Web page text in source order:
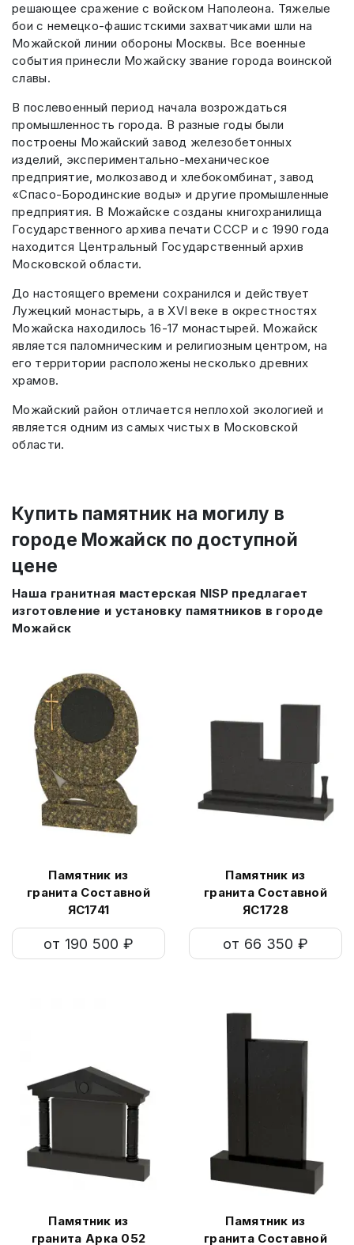
решающее сражение с войском Наполеона. Тяжелые
бои с немецко-фашистскими захватчиками шли на
Можайской линии обороны Москвы. Все военные
события принесли Можайску звание города воинской
славы.
В послевоенный период начала возрождаться
промышленность города. В разные годы были
построены Можайский завод железобетонных
изделий, экспериментально-механическое
предприятие, молкозавод и хлебокомбинат, завод
«Спасо-Бородинские воды» и другие промышленные
предприятия. В Можайске созданы книгохранилища
Государственного архива печати СССР и с 1990 года
находится Центральный Государственный архив
Московской области.
До настоящего времени сохранился и действует
Лужецкий монастырь, а в XVI веке в окрестностях
Можайска находилось 16-17 монастырей. Можайск
является паломническим и религиозным центром, на
его территории расположены несколько древних
храмов.
Можайский район отличается неплохой экологией и
является одним из самых чистых в Московской
области.
Купить памятник на могилу в
городе Можайск по доступной
цене
Наша гранитная мастерская NISP предлагает
изготовление и установку памятников в городе
Можайск
Памятник из
гранита Составной
ЯС1741
от 190 500 ₽
Памятник из
гранита Составной
ЯС1728
от 66 350 ₽
Памятник из
гранита Арка 052
Памятник из
гранита Составной